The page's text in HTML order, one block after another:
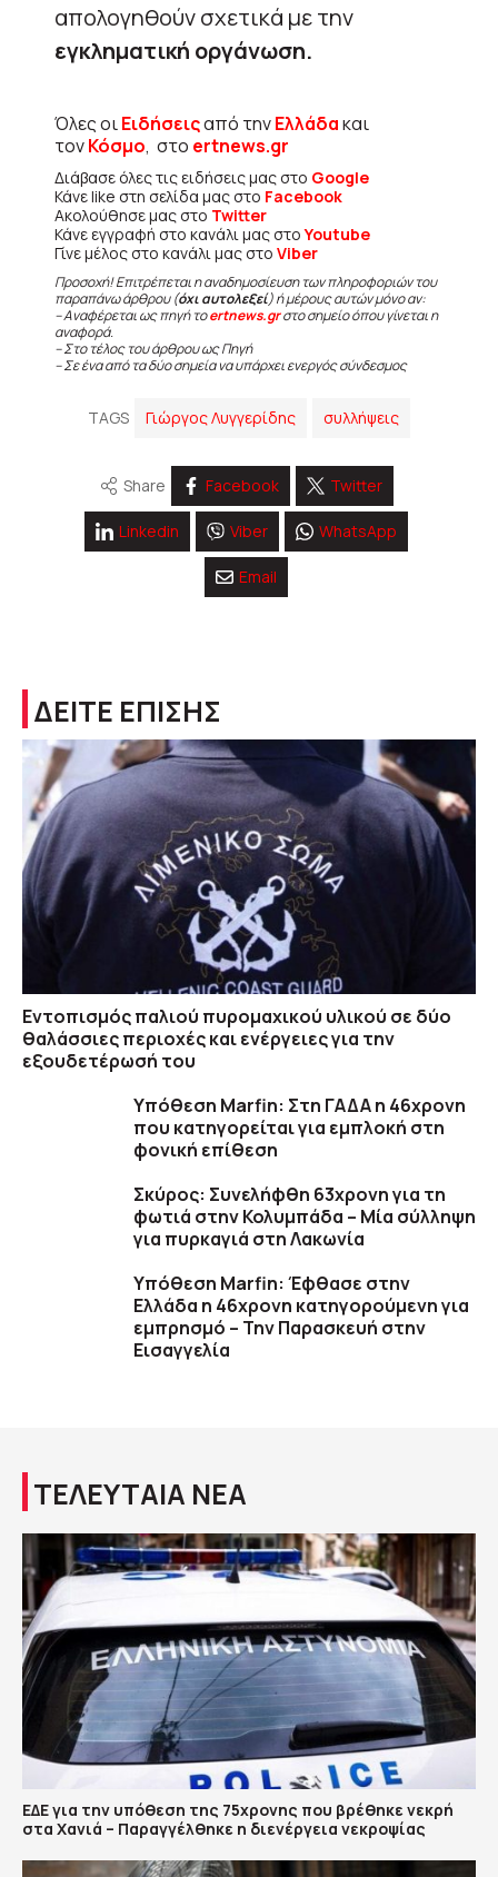
απολογηθούν σχετικά με την
εγκληματική οργάνωση.
Όλες οιΕιδήσειςαπό τηνΕλλάδακαι
τονΚόσμο, στο ertnews.gr
Διάβασε όλες τις ειδήσεις μας στο Google
Κάνε like στη σελίδα μας στο Facebook
Ακολούθησε μας στο Twitter
Κάνε εγγραφή στο κανάλι μας στοYoutube
Γίνε μέλος στο κανάλι μας στο Viber
Προσοχή! Επιτρέπεται η αναδημοσίευση των πληροφοριών του
παραπάνω άρθρου (όχι αυτολεξεί) ή μέρους αυτών μόνο αν:
– Αναφέρεται ως πηγή τοertnews.grστο σημείο όπου γίνεται η
αναφορά.
– Στο τέλος του άρθρου ως Πηγή
– Σε ένα από τα δύο σημεία να υπάρχει ενεργός σύνδεσμος
TAGS Γιώργος Λυγγερίδης συλλήψεις
Share Facebook Twitter
Linkedin Viber WhatsApp
Email
ΔΕΙΤΕ ΕΠΙΣΗΣ
Εντοπισμός παλιού πυρομαχικού υλικού σε δύο
θαλάσσιες περιοχές και ενέργειες για την
εξουδετέρωσή του
Υπόθεση Marfin: Στη ΓΑΔΑ η 46χρονη
που κατηγορείται για εμπλοκή στη
φονική επίθεση
Σκύρος: Συνελήφθη 63χρονη για τη
φωτιά στην Κολυμπάδα – Μία σύλληψη
για πυρκαγιά στη Λακωνία
Υπόθεση Marfin: Έφθασε στην
Ελλάδα η 46χρονη κατηγορούμενη για
εμπρησμό – Την Παρασκευή στην
Εισαγγελία
ΤΕΛΕΥΤΑΙΑ ΝΕΑ
ΕΔΕ για την υπόθεση της 75χρονης που βρέθηκε νεκρή
στα Χανιά – Παραγγέλθηκε η διενέργεια νεκροψίας